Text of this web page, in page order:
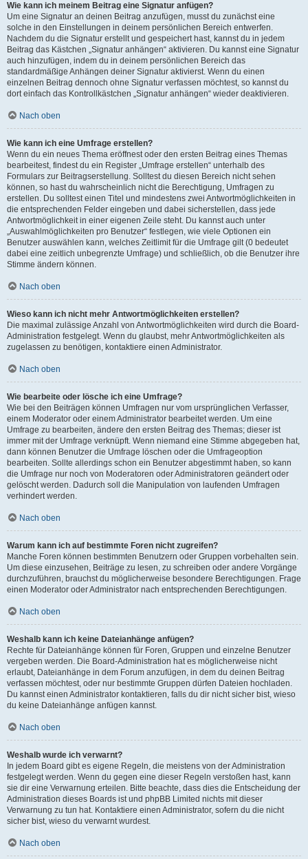
Wie kann ich meinem Beitrag eine Signatur anfügen?
Um eine Signatur an deinen Beitrag anzufügen, musst du zunächst eine
solche in den Einstellungen in deinem persönlichen Bereich entwerfen.
Nachdem du die Signatur erstellt und gespeichert hast, kannst du in jedem
Beitrag das Kästchen „Signatur anhängen“ aktivieren. Du kannst eine Signatur
auch hinzufügen, indem du in deinem persönlichen Bereich das
standardmäßige Anhängen deiner Signatur aktivierst. Wenn du einen
einzelnen Beitrag dennoch ohne Signatur verfassen möchtest, so kannst du
dort einfach das Kontrollkästchen „Signatur anhängen“ wieder deaktivieren.
Nach oben
Wie kann ich eine Umfrage erstellen?
Wenn du ein neues Thema eröffnest oder den ersten Beitrag eines Themas
bearbeitest, findest du ein Register „Umfrage erstellen“ unterhalb des
Formulars zur Beitragserstellung. Solltest du diesen Bereich nicht sehen
können, so hast du wahrscheinlich nicht die Berechtigung, Umfragen zu
erstellen. Du solltest einen Titel und mindestens zwei Antwortmöglichkeiten in
die entsprechenden Felder eingeben und dabei sicherstellen, dass jede
Antwortmöglichkeit in einer eigenen Zeile steht. Du kannst auch unter
„Auswahlmöglichkeiten pro Benutzer“ festlegen, wie viele Optionen ein
Benutzer auswählen kann, welches Zeitlimit für die Umfrage gilt (0 bedeutet
dabei eine zeitlich unbegrenzte Umfrage) und schließlich, ob die Benutzer ihre
Stimme ändern können.
Nach oben
Wieso kann ich nicht mehr Antwortmöglichkeiten erstellen?
Die maximal zulässige Anzahl von Antwortmöglichkeiten wird durch die Board-
Administration festgelegt. Wenn du glaubst, mehr Antwortmöglichkeiten als
zugelassen zu benötigen, kontaktiere einen Administrator.
Nach oben
Wie bearbeite oder lösche ich eine Umfrage?
Wie bei den Beiträgen können Umfragen nur vom ursprünglichen Verfasser,
einem Moderator oder einem Administrator bearbeitet werden. Um eine
Umfrage zu bearbeiten, ändere den ersten Beitrag des Themas; dieser ist
immer mit der Umfrage verknüpft. Wenn niemand eine Stimme abgegeben hat,
dann können Benutzer die Umfrage löschen oder die Umfrageoption
bearbeiten. Sollte allerdings schon ein Benutzer abgestimmt haben, so kann
die Umfrage nur noch von Moderatoren oder Administratoren geändert oder
gelöscht werden. Dadurch soll die Manipulation von laufenden Umfragen
verhindert werden.
Nach oben
Warum kann ich auf bestimmte Foren nicht zugreifen?
Manche Foren können bestimmten Benutzern oder Gruppen vorbehalten sein.
Um diese einzusehen, Beiträge zu lesen, zu schreiben oder andere Vorgänge
durchzuführen, brauchst du möglicherweise besondere Berechtigungen. Frage
einen Moderator oder Administrator nach entsprechenden Berechtigungen.
Nach oben
Weshalb kann ich keine Dateianhänge anfügen?
Rechte für Dateianhänge können für Foren, Gruppen und einzelne Benutzer
vergeben werden. Die Board-Administration hat es möglicherweise nicht
erlaubt, Dateianhänge in dem Forum anzufügen, in dem du deinen Beitrag
verfassen möchtest, oder nur bestimmte Gruppen dürfen Dateien hochladen.
Du kannst einen Administrator kontaktieren, falls du dir nicht sicher bist, wieso
du keine Dateianhänge anfügen kannst.
Nach oben
Weshalb wurde ich verwarnt?
In jedem Board gibt es eigene Regeln, die meistens von der Administration
festgelegt werden. Wenn du gegen eine dieser Regeln verstoßen hast, kann
sie dir eine Verwarnung erteilen. Bitte beachte, dass dies die Entscheidung der
Administration dieses Boards ist und phpBB Limited nichts mit dieser
Verwarnung zu tun hat. Kontaktiere einen Administrator, sofern du die nicht
sicher bist, wieso du verwarnt wurdest.
Nach oben